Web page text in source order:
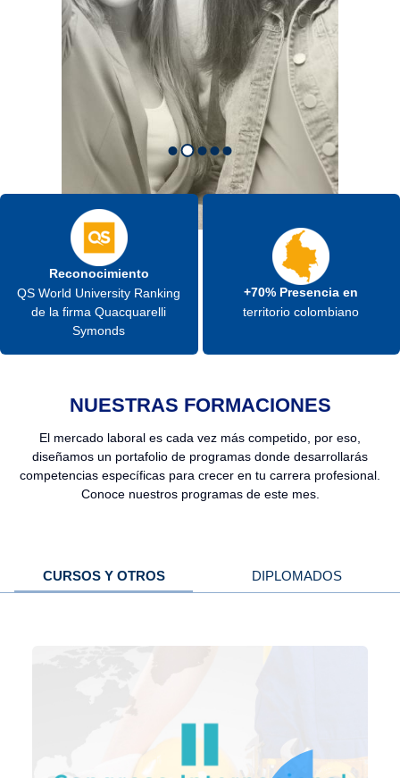
Reconocimiento
QS World University Ranking
de la firma Quacquarelli
Symonds
+70% Presencia en
territorio colombiano
NUESTRAS FORMACIONES
El mercado laboral es cada vez más competido, por eso,
diseñamos un portafolio de programas donde desarrollarás
competencias específicas para crecer en tu carrera profesional.
Conoce nuestros programas de este mes.
relacionados
CURSOS Y OTROS DIPLOMADOS